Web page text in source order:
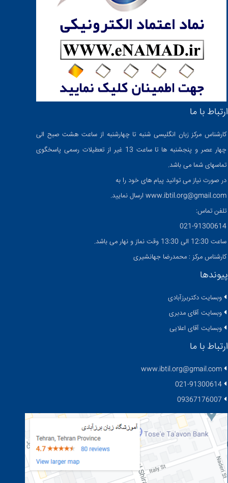
ارتباط با ما
کارشناس مرکز زبان انگلیسی شنبه تا چهارشنبه از ساعت هشت صبح الی
چهار عصر و پنجشنبه ها تا ساعت 13 غیر از تعطیلات رسمی پاسخگوی
تماسهای شما می باشد.
در صورت نیاز می توانید پیام های خود را به
www.ibtil.org@gmail.com ارسال نمایید.
تلفن تماس:
021-91300614
ساعت 12:30 الی 13:30 وقت نماز و نهار می باشد.
کارشناس مرکز : محمدرضا جهانشیری
پیوندها
وبسایت دکتربرزآبادی
وبسایت آقای مدبری
وبسایت آقای اعلایی
ارتباط با ما
www.ibtil.org@gmail.com
021-91300614
09367176007